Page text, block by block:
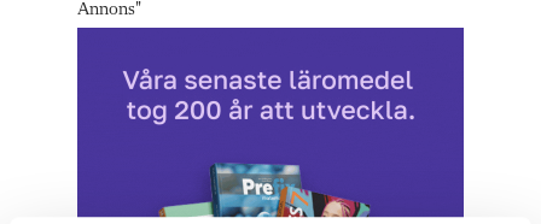
Annons"